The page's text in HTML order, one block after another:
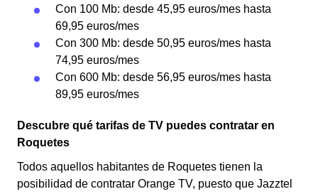
Con 100 Mb: desde 45,95 euros/mes hasta
69,95 euros/mes
Con 300 Mb: desde 50,95 euros/mes hasta
74,95 euros/mes
Con 600 Mb: desde 56,95 euros/mes hasta
89,95 euros/mes
Descubre qué tarifas de TV puedes contratar en
Roquetes
Todos aquellos habitantes de Roquetes tienen la
posibilidad de contratar Orange TV, puesto que Jazztel